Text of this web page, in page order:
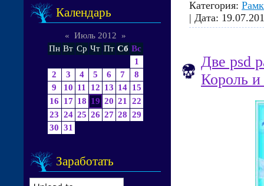
Календарь
« Июль 2012
»
Пн Вт Ср Чт Пт Сб Вс
1
2
3 4 5 6 7
8
9
10 11 12 13 14 15
16
17 18 19 20 21
22
23 24 25 26 27 28 29
30 31
Заработать
Категория:
| Дата:
Две psd
Король и